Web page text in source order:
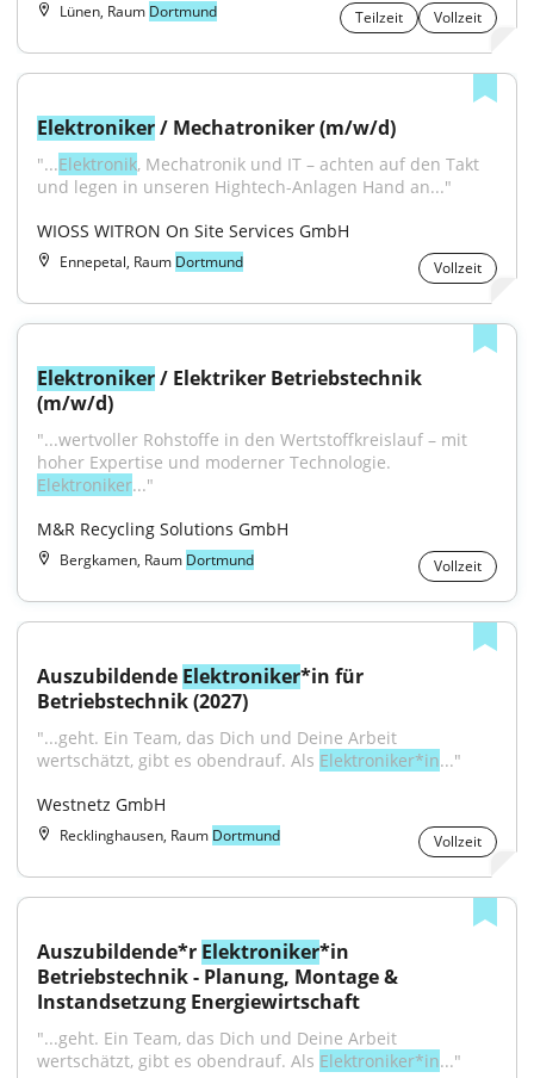
Lünen, Raum Dortmund Teilzeit Vollzeit
Elektroniker / Mechatroniker (m/w/d)
"...Elektronik, Mechatronik und IT – achten auf den Takt
und legen in unseren Hightech-Anlagen Hand an..."
WIOSS WITRON On Site Services GmbH
Ennepetal, Raum Dortmund Vollzeit
Elektroniker / Elektriker Betriebstechnik
(m/w/d)
"...wertvoller Rohstoffe in den Wertstoffkreislauf – mit
Elektroniker..."
M&R Recycling Solutions GmbH
Bergkamen, Raum Dortmund Vollzeit
Auszubildende Elektroniker*in für
Betriebstechnik (2027)
"...geht. Ein Team, das Dich und Deine Arbeit
wertschätzt, gibt es obendrauf. Als Elektroniker*in..."
Westnetz GmbH
Recklinghausen, Raum Dortmund Vollzeit
Auszubildende*r Elektroniker*in
Betriebstechnik - Planung, Montage &
Instandsetzung Energiewirtschaft
"...geht. Ein Team, das Dich und Deine Arbeit
wertschätzt, gibt es obendrauf. Als Elektroniker*in..."